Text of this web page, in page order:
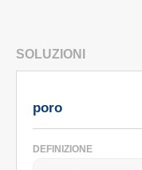
SOLUZIONI
poro
DEFINIZIONE